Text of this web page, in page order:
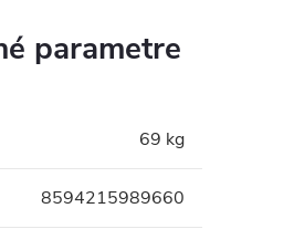
parametre
69 kg
8594215989660